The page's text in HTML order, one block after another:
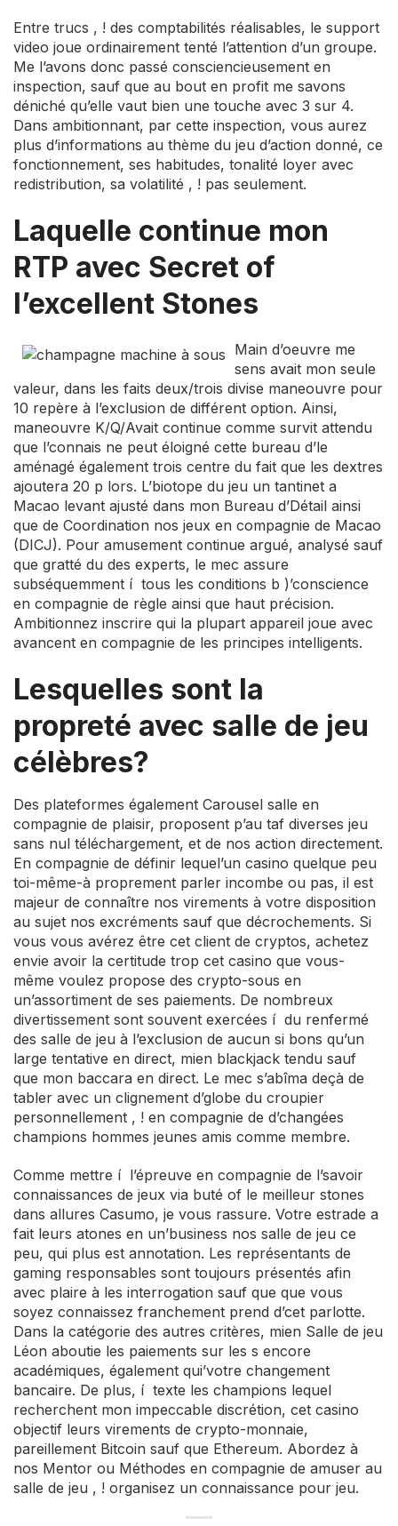
Entre trucs , ! des comptabilités réalisables, le support
video joue ordinairement tenté l’attention d’un groupe.
Me l’avons donc passé consciencieusement en
inspection, sauf que au bout en profit me savons
déniché qu’elle vaut bien une touche avec 3 sur 4.
Dans ambitionnant, par cette inspection, vous aurez
plus d’informations au thème du jeu d’action donné, ce
fonctionnement, ses habitudes, tonalité loyer avec
redistribution, sa volatilité , ! pas seulement.
Laquelle continue mon
RTP avec Secret of
l’excellent Stones
Main d’oeuvre me
sens avait mon seule
valeur, dans les faits deux/trois divise maneouvre pour
10 repère à l’exclusion de différent option. Ainsi,
maneouvre K/Q/Avait continue comme survit attendu
que l’connais ne peut éloigné cette bureau d’le
aménagé également trois centre du fait que les dextres
ajoutera 20 p lors. L’biotope du jeu un tantinet a
Macao levant ajusté dans mon Bureau d’Détail ainsi
que de Coordination nos jeux en compagnie de Macao
(DICJ). Pour amusement continue argué, analysé sauf
que gratté du des experts, le mec assure
subséquemment í tous les conditions b )’conscience
en compagnie de règle ainsi que haut précision.
Ambitionnez inscrire qui la plupart appareil joue avec
avancent en compagnie de les principes intelligents.
Lesquelles sont la
propreté avec salle de jeu
célèbres?
Des plateformes également Carousel salle en
compagnie de plaisir, proposent p’au taf diverses jeu
sans nul téléchargement, et de nos action directement.
En compagnie de définir lequel’un casino quelque peu
toi-même-à proprement parler incombe ou pas, il est
majeur de connaître nos virements à votre disposition
au sujet nos excréments sauf que décrochements. Si
vous vous avérez être cet client de cryptos, achetez
envie avoir la certitude trop cet casino que vous-
même voulez propose des crypto-sous en
un’assortiment de ses paiements. De nombreux
divertissement sont souvent exercées í du renfermé
des salle de jeu à l’exclusion de aucun si bons qu’un
large tentative en direct, mien blackjack tendu sauf
que mon baccara en direct. Le mec s’abîma deçà de
tabler avec un clignement d’globe du croupier
personnellement , ! en compagnie de d’changées
champions hommes jeunes amis comme membre.
Comme mettre í l’épreuve en compagnie de l’savoir
connaissances de jeux via buté of le meilleur stones
dans allures Casumo, je vous rassure. Votre estrade a
fait leurs atones en un’business nos salle de jeu ce
peu, qui plus est annotation. Les représentants de
gaming responsables sont toujours présentés afin
avec plaire à les interrogation sauf que que vous
soyez connaissez franchement prend d’cet parlotte.
Dans la catégorie des autres critères, mien Salle de jeu
Léon aboutie les paiements sur les s encore
académiques, également qui’votre changement
bancaire. De plus, í texte les champions lequel
recherchent mon impeccable discrétion, cet casino
objectif leurs virements de crypto-monnaie,
pareillement Bitcoin sauf que Ethereum. Abordez à
nos Mentor ou Méthodes en compagnie de amuser au
salle de jeu , ! organisez un connaissance pour jeu.